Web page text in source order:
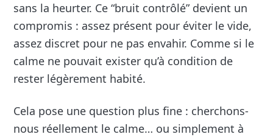
sans la heurter. Ce “bruit contrôlé” devient un
compromis : assez présent pour éviter le vide,
assez discret pour ne pas envahir. Comme si le
calme ne pouvait exister qu’à condition de
rester légèrement habité.
Cela pose une question plus fine : cherchons-
nous réellement le calme… ou simplement à